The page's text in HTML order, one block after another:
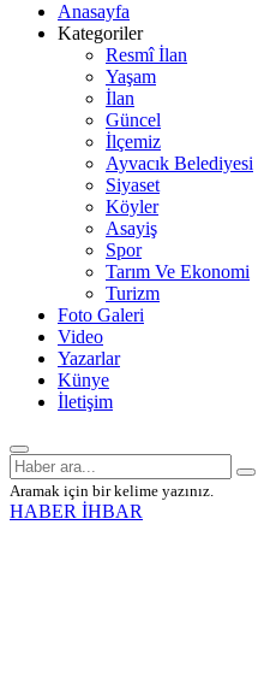
Anasayfa
Kategoriler
Resmî İlan
Yaşam
İlan
Güncel
İlçemiz
Ayvacık Belediyesi
Siyaset
Köyler
Asayiş
Spor
Tarım Ve Ekonomi
Turizm
Foto Galeri
Video
Yazarlar
Künye
İletişim
Aramak için bir kelime yazınız.
HABER İHBAR